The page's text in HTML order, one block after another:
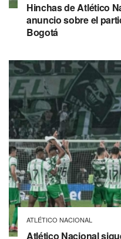
Hinchas de Atlético
anuncio sobre el
Bogotá
ATLÉTICO NACIONAL
Atlético Nacional